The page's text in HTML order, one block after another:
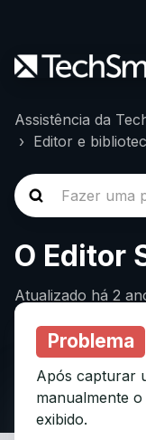
Assistência da
Editor e
O Editor
Atualizado há 2
Problema
Após capturar
manualmente
exibido.